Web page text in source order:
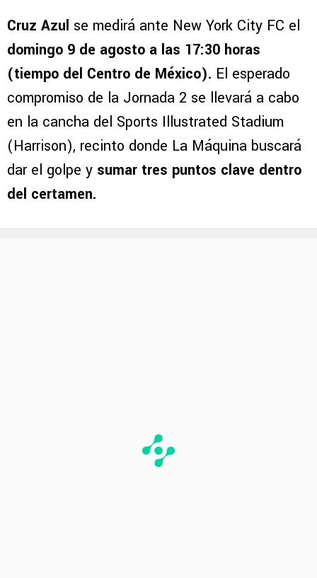
Cruz Azul se medirá ante New York City FC el
domingo 9 de agosto a las 17:30 horas
(tiempo del Centro de México). El esperado
compromiso de la Jornada 2 se llevará a cabo
en la cancha del Sports Illustrated Stadium
(Harrison), recinto donde La Máquina buscará
dar el golpe y sumar tres puntos clave dentro
del certamen.